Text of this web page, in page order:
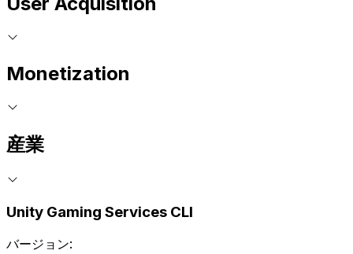
Monetization
産業
Unity Gaming Services CLI
バージョン: